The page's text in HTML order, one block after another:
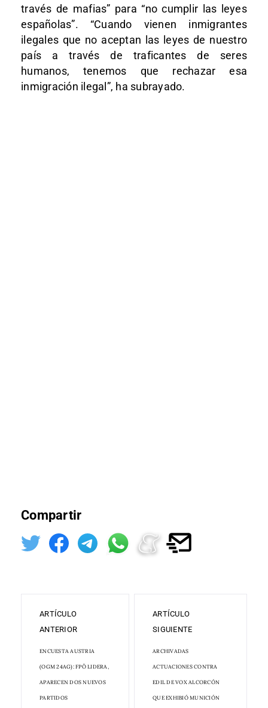
través de mafias” para “no cumplir las leyes
españolas”. “Cuando vienen inmigrantes
ilegales que no aceptan las leyes de nuestro
país a través de traficantes de seres
humanos, tenemos que rechazar esa
inmigración ilegal”, ha subrayado.
Compartir
ARTÍCULO
ANTERIOR
ENCUESTA AUSTRIA
(OGM 24AG): FPÖ LIDERA,
APARECEN DOS NUEVOS
PARTIDOS
ARTÍCULO
SIGUIENTE
ARCHIVADAS
ACTUACIONES CONTRA
EDIL DE VOX ALCORCÓN
QUE EXHIBIÓ MUNICIÓN